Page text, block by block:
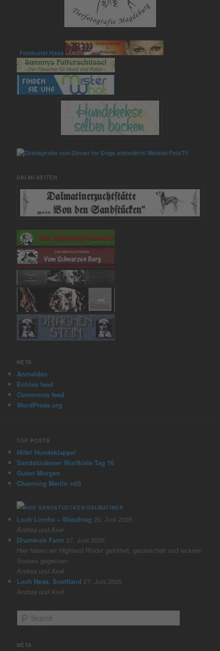
Fotokunst Haas
MeisterPetzTV
DALMI-SEITEN
META
Anmelden
Entries feed
Comments feed
WordPress.org
TOP POSTS
Hilfe! Hundeklappe!
Sandstückener Wurfkiste Tag 16
Guten Morgen
Charming Merlin vdS
SANDSTUECKEN-DALMATINER
Loch Linnhe – Waschtag 29. Juni 2026
Andrea und Axel
Drumbuie Farm 27. Juni 2026
Hier haben wir Highland Rinder gefüttert, gestreichelt und leckere
Scones gegessen.
Andrea und Axel
Loch Ness, Scottland 27. Juni 2026
Andrea und Axel
e
rMETA